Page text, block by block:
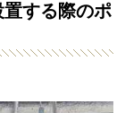
する際のポ